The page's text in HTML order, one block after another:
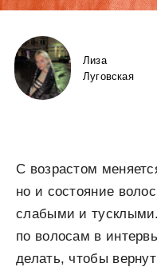
Лиза
Луговская
C возрастом
но и состояние
слабыми и
по волосам в
делать, чтобы